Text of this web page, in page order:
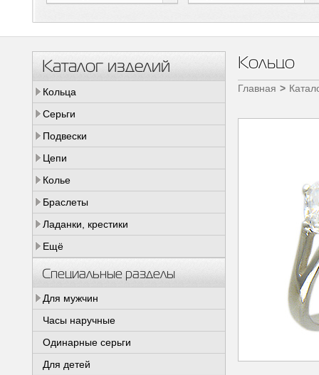
Каталог изделий
Кольца
Серьги
Подвески
Цепи
Колье
Браслеты
Ладанки, крестики
Ещё
Специальные разделы
Для мужчин
Часы наручные
Одинарные серьги
Для детей
Кольцо
Главная